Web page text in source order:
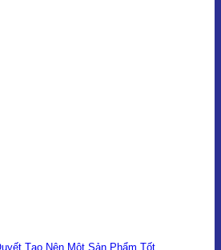
Tạo Nên Một Sản Phẩm Tốt